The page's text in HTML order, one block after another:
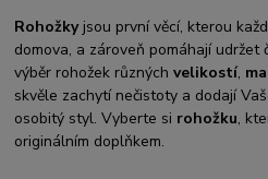
Rohožkyjsou první věcí, kterou
domova, a zároveň pomáhají
výběr rohožek různýchvelikostí,
skvěle zachytí nečistoty a dodají
osobitý styl. Vyberte si rohožku,
originálním doplňkem.